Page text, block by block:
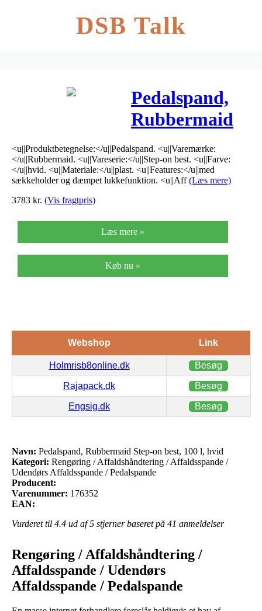
DSB Talk
Pedalspand,
Rubbermaid
Step-on best,
100 l, hvid
<u||Produktbetegnelse:</u||Pedalspand. <u||Varemærke:
</u||Rubbermaid. <u||Vareserie:</u||Step-on best. <u||Farve:
</u||hvid. <u||Materiale:</u||plast. <u||Features:</u||med
sækkeholder og dæmpet lukkefunktion. <u||Aff(Læs mere)
3783 kr. (Vis fragtpris)
Læs mere »
Køb nu »
Webshop Link
Holmrisb8online.dk Besøg
Rajapack.dk Besøg
Engsig.dk Besøg
Navn: Pedalspand, Rubbermaid Step-on best, 100 l, hvid
Kategori: Rengøring / Affaldshåndtering / Affaldsspande /
Udendørs Affaldsspande / Pedalspande
Producent:
Varenummer: 176352
EAN:
Vurderet til 4.4 ud af 5 stjerner baseret på 41 anmeldelser
Rengøring / Affaldshåndtering /
Affaldsspande / Udendørs
Affaldsspande / Pedalspande